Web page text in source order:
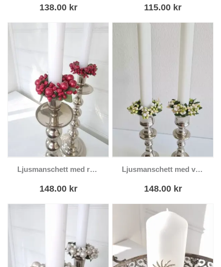
138.00 kr 115.00 kr
Ljusmanschett med röda pärlor
148.00 kr
Ljusmanschett med vita bär
148.00 kr